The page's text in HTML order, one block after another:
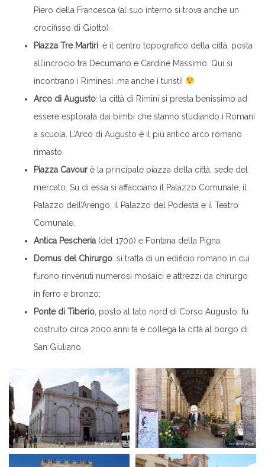
Piero della Francesca (al suo interno si trova anche un
crocifisso di Giotto).
Piazza Tre Martiri: è il centro topografico della città, posta
all’incrocio tra Decumano e Cardine Massimo. Qui si
incontrano i Riminesi…ma anche i turisti!
Arco di Augusto: la città di Rimini si presta benissimo ad
essere esplorata dai bimbi che stanno studiando i Romani
a scuola. L’Arco di Augusto è il più antico arco romano
rimasto.
Piazza Cavourè la principale piazza della città, sede del
mercato. Su di essa si affacciano il Palazzo Comunale, il
Palazzo dell’Arengo, il Palazzo del Podestà e il Teatro
Comunale.
Antica Pescheria (del 1700) e Fontana della Pigna.
Domus del Chirurgo: si tratta di un edificio romano in cui
furono rinvenuti numerosi mosaici e attrezzi da chirurgo
in ferro e bronzo;
Ponte di Tiberio , posto al lato nord di Corso Augusto: fu
costruito circa 2000 anni fa e collega la città al borgo di
San Giuliano.